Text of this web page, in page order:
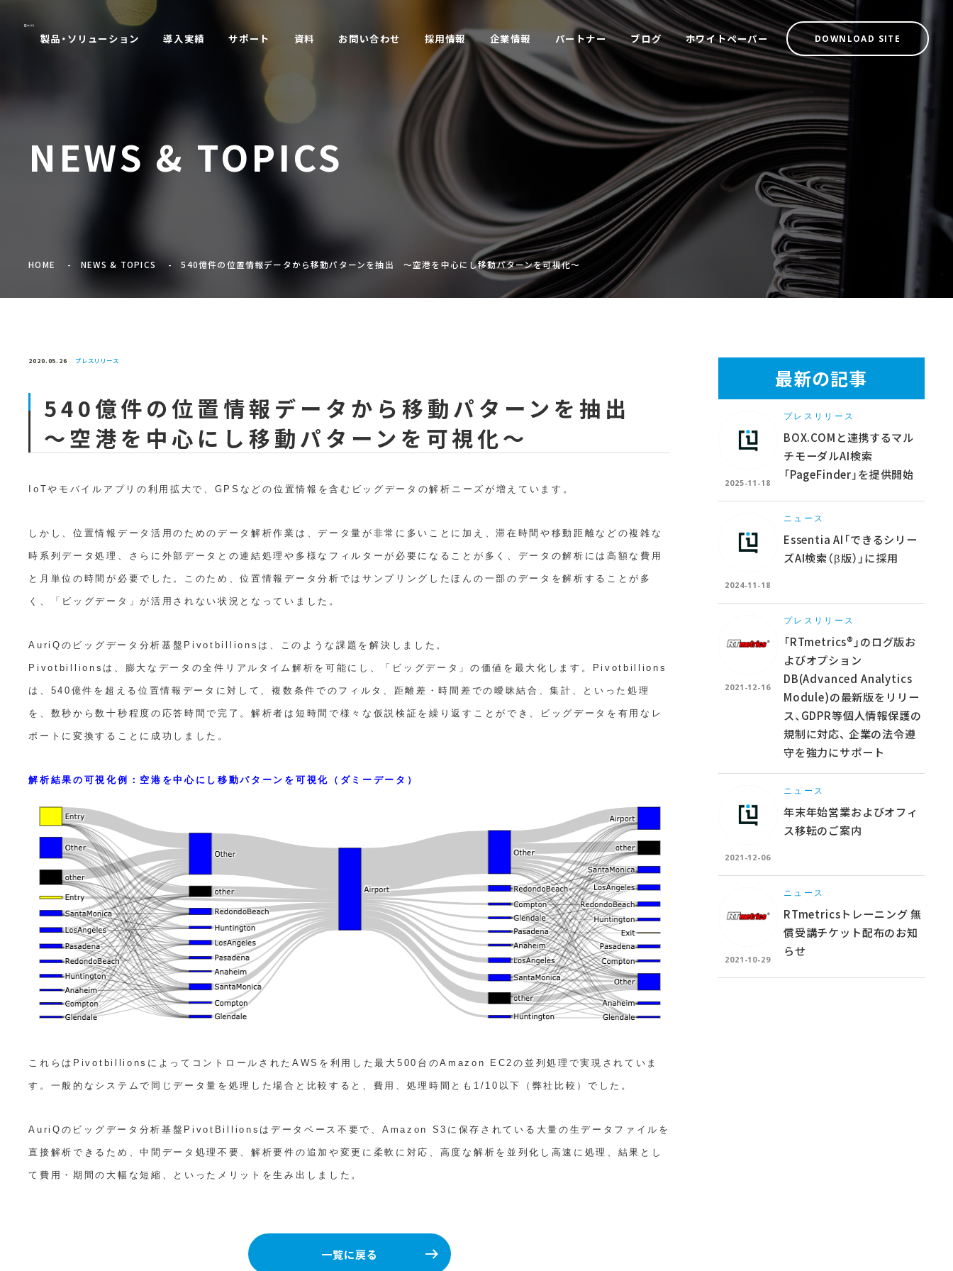
製品・ソリューション 導入実績 サポート 資料 お問い合わせ 採用情報 企業情報 パートナー ブログ ホワイトペーパー DOWNLOAD SITE
NEWS & TOPICS
HOME NEWS & TOPICS 540億件の位置情報データから移動パターンを抽出 ～空港を中心にし移動パターンを可視化～
2020.05.26 プレスリリース
540億件の位置情報データから移動パターンを抽出
～空港を中心にし移動パターンを可視化～
IoTやモバイルアプリの利用拡大で、GPSなどの位置情報を含むビッグデータの解析ニーズが増えています。
しかし、位置情報データ活用のためのデータ解析作業は、データ量が非常に多いことに加え、滞在時間や移動距離などの複雑な
時系列データ処理、さらに外部データとの連結処理や多様なフィルターが必要になることが多く、データの解析には高額な費用
と月単位の時間が必要でした。このため、位置情報データ分析ではサンプリングしたほんの一部のデータを解析することが多
く、「ビッグデータ」が活用されない状況となっていました。
AuriQのビッグデータ分析基盤Pivotbillionsは、このような課題を解決しました。
Pivotbillionsは、膨大なデータの全件リアルタイム解析を可能にし、「ビッグデータ」の価値を最大化します。Pivotbillions
は、540億件を超える位置情報データに対して、複数条件でのフィルタ、距離差・時間差での曖昧結合、集計、といった処理
を、数秒から数十秒程度の応答時間で完了。解析者は短時間で様々な仮説検証を繰り返すことができ、ビッグデータを有用なレ
ポートに変換することに成功しました。
解析結果の可視化例：空港を中心にし移動パターンを可視化（ダミーデータ）
これらはPivotbillionsによってコントロールされたAWSを利用した最大500台のAmazon EC2の並列処理で実現されていま
す。一般的なシステムで同じデータ量を処理した場合と比較すると、費用、処理時間とも1/10以下（弊社比較）でした。
AuriQのビッグデータ分析基盤PivotBillionsはデータベース不要で、Amazon S3に保存されている大量の生データファイルを
直接解析できるため、中間データ処理不要、解析要件の追加や変更に柔軟に対応、高度な解析を並列化し高速に処理、結果とし
て費用・期間の大幅な短縮、といったメリットを生み出しました。
一覧に戻る
最新の記事
2025-11-18
プレスリリース
BOX.COMと連携するマル
チモーダルAI検索
「PageFinder」を提供開始
2024-11-18
ニュース
Essentia AI「できるシリー
ズAI検索（β版）」に採用
2021-12-16
プレスリリース
「RTmetrics®」のログ版お
よびオプション
DB(Advanced Analytics
Module)の最新版をリリー
ス、GDPR等個人情報保護の
規制に対応、 企業の法令遵
守を強力にサポート
2021-12-06
ニュース
年末年始営業およびオフィ
ス移転のご案内
2021-10-29
ニュース
RTmetricsトレーニング 無
償受講チケット配布のお知
らせ